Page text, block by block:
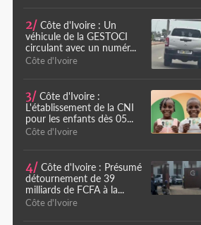
2/ Côte d'Ivoire : Un
véhicule de la GESTOCI
circulant avec un numér...
Côte d'Ivoire
3/ Côte d'Ivoire :
L'établissement de la CNI
pour les enfants dès 05...
Côte d'Ivoire
4/ Côte d'Ivoire : Présumé
détournement de 39
milliards de FCFA à la...
Côte d'Ivoire